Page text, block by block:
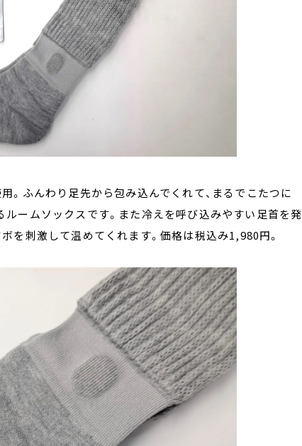
。ふんわり足先から包み込んでくれて、まるでこたつに
ームソックスです。また冷えを呼び込みやすい足首を発
を刺激して温めてくれます。価格は税込み1,980円。